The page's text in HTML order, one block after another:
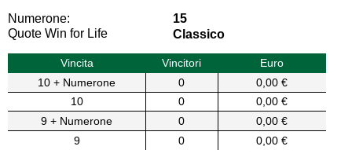
Numerone:
15
Quote Win for Life
Classico
Vincita Vincitori
Euro
10 + Numerone
0
0,00 €
10
0
0,00 €
9 + Numerone
0
0,00 €
9
0
0,00 €